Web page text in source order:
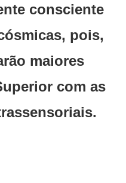
consciente
pois,
maiores
com as